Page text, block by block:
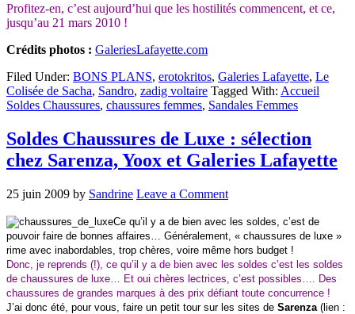
Profitez-en, c’est aujourd’hui que les hostilités commencent, et ce,
jusqu’au 21 mars 2010 !
Crédits photos : GaleriesLafayette.com
Filed Under: BONS PLANS, erotokritos, Galeries Lafayette, Le
Colisée de Sacha, Sandro, zadig voltaire Tagged With: Accueil
Soldes Chaussures, chaussures femmes, Sandales Femmes
Soldes Chaussures de Luxe : sélection
chez Sarenza, Yoox et Galeries Lafayette
25 juin 2009 by Sandrine Leave a Comment
Ce qu’il y a de bien avec les soldes, c’est de
pouvoir faire de bonnes affaires… Généralement, « chaussures de luxe »
rime avec inabordables, trop chères, voire même hors budget !
Donc, je reprends (!), ce qu’il y a de bien avec les soldes c’est les soldes
de chaussures de luxe… Et oui chères lectrices, c’est possibles…. Des
chaussures de grandes marques à des prix défiant toute concurrence !
J’ai donc été, pour vous, faire un petit tour sur les sites de Sarenza (lien :